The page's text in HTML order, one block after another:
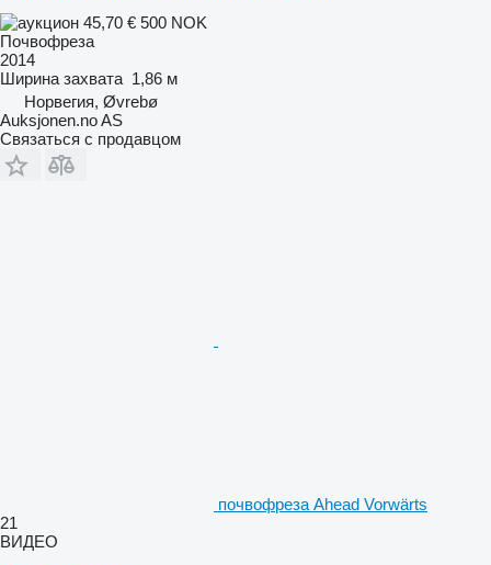
45,70 € 500 NOK
Почвофреза
2014
Ширина захвата 1,86 м
Норвегия, Øvrebø
Auksjonen.no AS
Связаться с продавцом
почвофреза Ahead Vorwärts
21
ВИДЕО